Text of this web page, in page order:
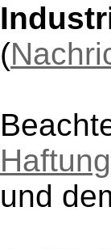
(
und